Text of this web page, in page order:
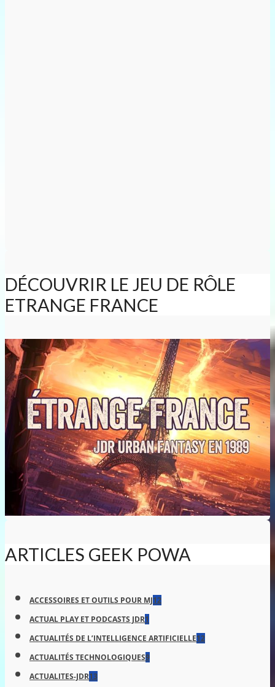
DÉCOUVRIR LE JEU DE RÔLE
ETRANGE FRANCE
ARTICLES GEEK POWA
ACCESSOIRES ET OUTILS POUR MJ12
ACTUAL PLAY ET PODCASTS JDR1
ACTUALITÉS DE L’INTELLIGENCE ARTIFICIELLE12
ACTUALITÉS TECHNOLOGIQUES9
ACTUALITES-JDR13